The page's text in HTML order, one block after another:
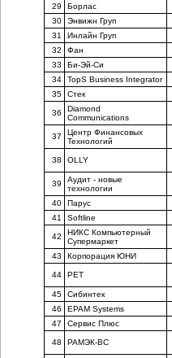
29
Борлас
30
Энвижн Груп
31
Инлайн Груп
32
Фан
33
Би-Эй-Си
34
TopS Business Integrator
35
Стек
36
Diamond
Communications
37
Центр Финансовых
Технологий
38 OLLY
39
Аудит - новые
технологии
40
Парус
41
Softline
42
НИКС Компьютерный
Супермаркет
43 Корпорация ЮНИ
44 РЕТ
45 Сибинтек
46
EPAM Systems
47
Сервис Плюс
48 РАМЭК-ВС